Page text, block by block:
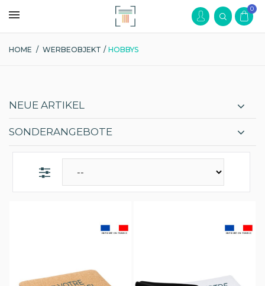
0
HOME / WERBEOBJEKT / HOBBYS
NEUE ARTIKEL
SONDERANGEBOTE